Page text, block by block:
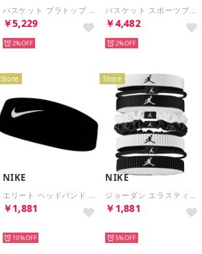
￥5,229
2%
￥4,482
2%
Store
NIKE
￥1,881
10%
Store
NIKE
￥1,881
5%